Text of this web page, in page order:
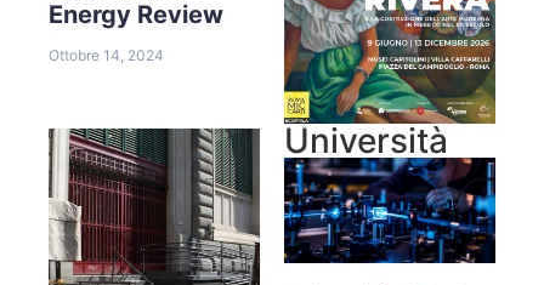
Energy Review
Ottobre 14, 2024
Università